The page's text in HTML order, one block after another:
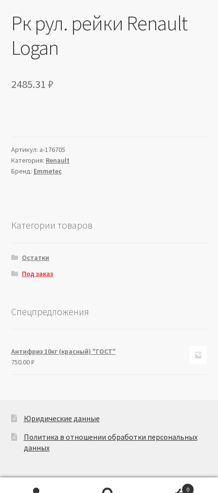
Рк рул. рейки Renault
Logan
2485.31 ₽
Артикул: a-176705
Категория: Renault
Бренд: Emmetec
Категории товаров
Остатки
Под заказ
Спецпредложения
Антифриз 10кг (красный) "ГОСТ"
750.00₽
Юридические данные
Политика в отношении обработки персональных
данных
0